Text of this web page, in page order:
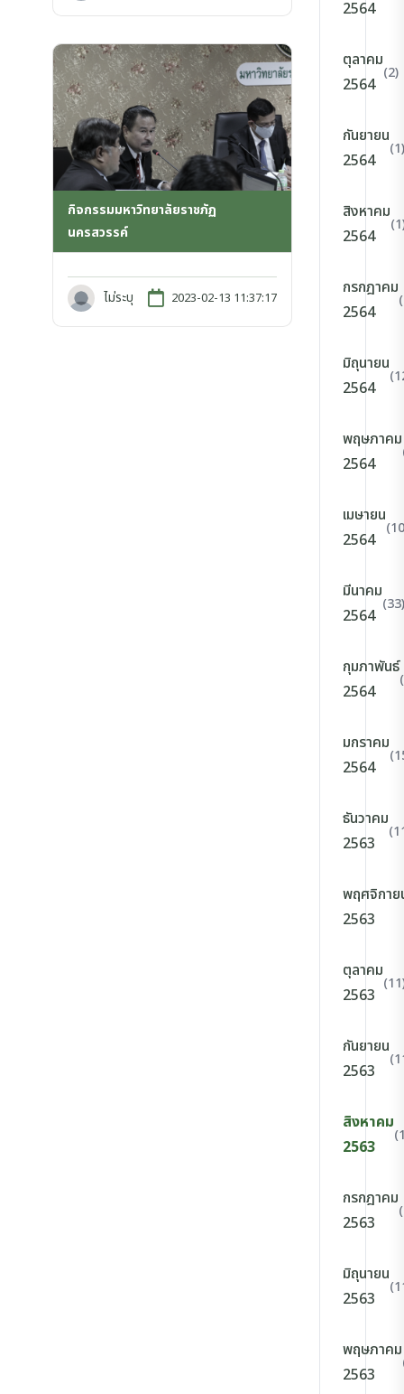
กิจกรรมมหาวิทยาลัยราชภัฏ
นครสวรรค์
ไม่ระบุ 2023-02-13 11:37:17
2564
ตุลาคม
2564
(2)
กันยายน
2564
(1)
สิงหาคม
2564
กรกฎาคม
2564
มิถุนายน
2564
พฤษภาคม
2564
เมษายน
2564
มีนาคม
2564
(33)
กุมภาพันธ์
2564
มกราคม
2564
ธันวาคม
2563
พฤศจิกาย
2563
ตุลาคม
2563
กันยายน
2563
สิงหาคม
2563
กรกฎาคม
2563
มิถุนายน
2563
พฤษภาคม
2563